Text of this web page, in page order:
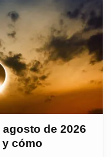
de 2026
cómo